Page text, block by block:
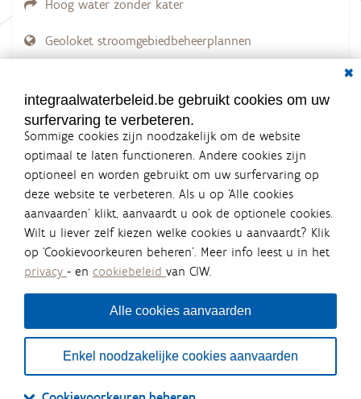
Hoog water zonder kater
Geoloket stroomgebiedbeheerplannen
LOGIN VEREIST
integraalwaterbeleid.be gebruikt cookies om uw
surfervaring te verbeteren.
Sommige cookies zijn noodzakelijk om de website
optimaal te laten functioneren. Andere cookies zijn
optioneel en worden gebruikt om uw surfervaring op
deze website te verbeteren. Als u op ‘Alle cookies
aanvaarden’ klikt, aanvaardt u ook de optionele cookies.
Wilt u liever zelf kiezen welke cookies u aanvaardt? Klik
op ‘Cookievoorkeuren beheren’. Meer info leest u in het
privacy - en cookiebeleid van CIW.
Alle cookies aanvaarden
Enkel noodzakelijke cookies aanvaarden
Integraalwaterbeleid.be is een
officiële website van de Vlaamse
overheid
uitgegeven door Coördinatiecommissie Integraal
Waterbeleid
De Coördinatiecommissie Integraal Waterbeleid (CIW) is een
bestuursniveaus die bij het waterbeleid betrokken zijn. Ook
waterbedrijven nemen deel aan het overleg. Deze
samenwerking zorgt voor een gecoördineerde en
geïntegreerde aanpak van het waterbeleid en waterbeheer
in Vlaanderen.
OVER CIW DISCLAIMER PRIVACY